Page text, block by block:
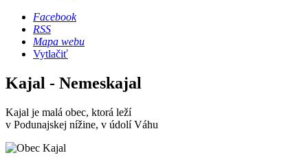
Facebook
RSS
Mapa webu
Vytlačiť
Kajal - Nemeskajal
Kajal je malá obec, ktorá leží
v Podunajskej nížine, v údolí Váhu